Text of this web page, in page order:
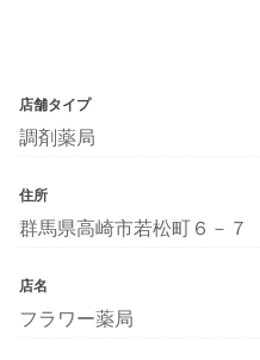
店舗タイプ
調剤薬局
住所
群馬県高崎市若松町６－７
店名
フラワー薬局